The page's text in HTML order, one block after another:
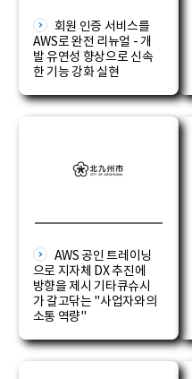
회원 인증 서비스를
AWS로 완전 리뉴얼 - 개
발 유연성 향상으로 신속
한 기능 강화 실현
AWS 공인 트레이닝
으로 지자체 DX 추진에
방향을 제시 기타큐슈시
가 갈고닦는 "사업자와의
소통 역량"